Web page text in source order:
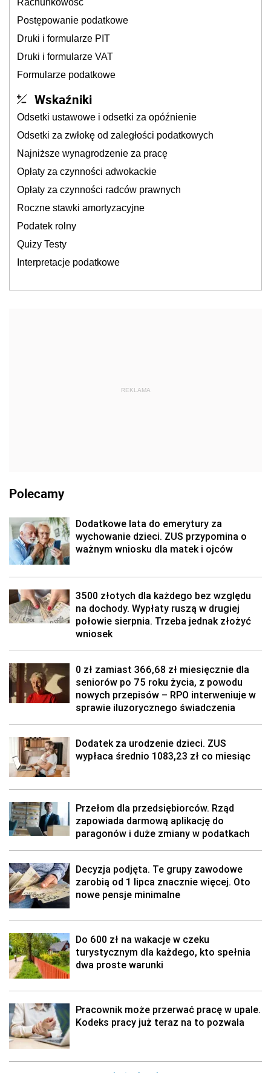
Rachunkowość
Postępowanie podatkowe
Druki i formularze PIT
Druki i formularze VAT
Formularze podatkowe
Wskaźniki
Odsetki ustawowe i odsetki za opóźnienie
Odsetki za zwłokę od zaległości podatkowych
Najniższe wynagrodzenie za pracę
Opłaty za czynności adwokackie
Opłaty za czynności radców prawnych
Roczne stawki amortyzacyjne
Podatek rolny
Quizy Testy
Interpretacje podatkowe
REKLAMA
Polecamy
Dodatkowe lata do emerytury za
wychowanie dzieci. ZUS przypomina o
ważnym wniosku dla matek i ojców
3500 złotych dla każdego bez względu
na dochody. Wypłaty ruszą w drugiej
połowie sierpnia. Trzeba jednak złożyć
wniosek
0 zł zamiast 366,68 zł miesięcznie dla
seniorów po 75 roku życia, z powodu
nowych przepisów – RPO interweniuje w
sprawie iluzorycznego świadczenia
Dodatek za urodzenie dzieci. ZUS
wypłaca średnio 1083,23 zł co miesiąc
Przełom dla przedsiębiorców. Rząd
zapowiada darmową aplikację do
paragonów i duże zmiany w podatkach
Decyzja podjęta. Te grupy zawodowe
zarobią od 1 lipca znacznie więcej. Oto
nowe pensje minimalne
Do 600 zł na wakacje w czeku
turystycznym dla każdego, kto spełnia
dwa proste warunki
Pracownik może przerwać pracę w upale.
Kodeks pracy już teraz na to pozwala